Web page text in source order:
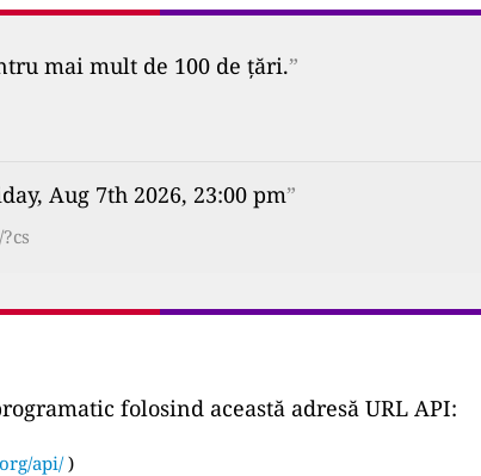
mai mult de 100 de țări.”
Aug 7th 2026, 23:00 pm”
folosind această adresă URL API:
api/ )